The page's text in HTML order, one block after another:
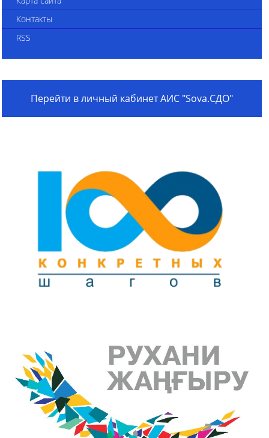
Контакты
RSS
Перейти в личный кабинет АИС "Sova.СДО"